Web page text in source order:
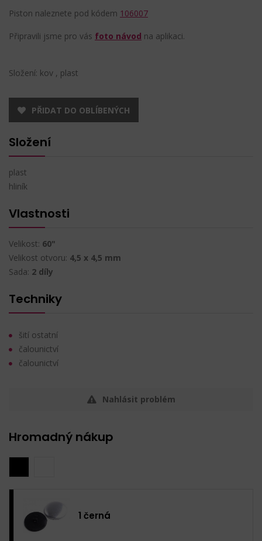
Piston naleznete pod kódem 106007
Připravili jsme pro vás foto návod na aplikaci.
Složení: kov , plast
PŘIDAT DO OBLÍBENÝCH
Složení
plast
hliník
Vlastnosti
Velikost: 60"
Velikost otvoru: 4,5 x 4,5 mm
Sada: 2 díly
Techniky
šití ostatní
čalounictví
čalounictví
Nahlásit problém
Hromadný nákup
1 černá